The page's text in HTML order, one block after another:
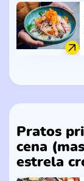
Pratos
cena
estrela